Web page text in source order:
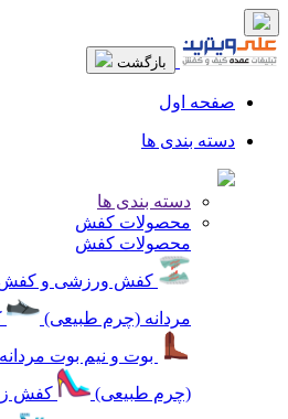
بازگشت
صفحه اول
دسته بندی ها
دسته بندی ها
محصولات کفش
محصولات کفش
کفش ورزشی و کفش
مردانه (چرم طبیعی)
بوت و نیم بوت
(چرم طبیعی)
کفش